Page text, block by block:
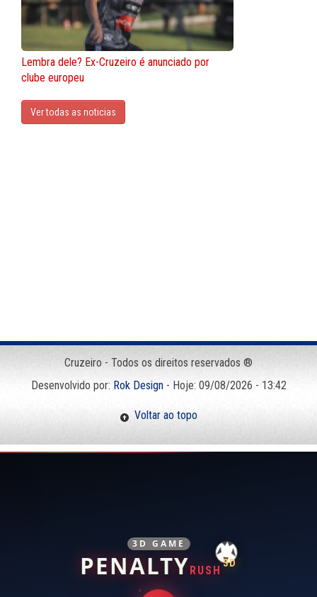
Lembra dele? Ex-Cruzeiro é anunciado por
clube europeu
Ver todas as noticias
Cruzeiro - Todos os direitos reservados ®
Desenvolvido por: Rok Design- Hoje: 09/08/2026 - 13:42
Voltar ao topo
3D GAME
PENALTY RUSH
3D